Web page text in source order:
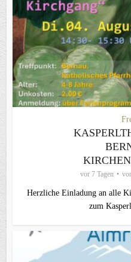
vor 7 Tagen
Herzliche Einladung an alle
zum